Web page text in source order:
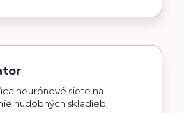
neurónové siete na
hudobných skladieb,